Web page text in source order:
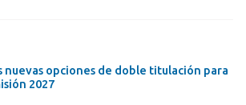
nuevas opciones de doble titulación para
2027